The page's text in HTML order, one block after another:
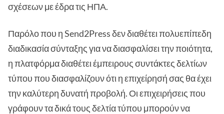
σχέσεων με έδρα τις ΗΠΑ.
Παρόλο που η Send2Press δεν διαθέτει πολυεπίπεδη
διαδικασία σύνταξης για να διασφαλίσει την ποιότητα,
η πλατφόρμα διαθέτει έμπειρους συντάκτες δελτίων
τύπου που διασφαλίζουν ότι η επιχείρησή σας θα έχει
την καλύτερη δυνατή προβολή. Οι επιχειρήσεις που
γράφουν τα δικά τους δελτία τύπου μπορούν να